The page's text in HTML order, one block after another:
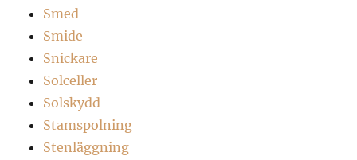
Smed
Smide
Snickare
Solceller
Solskydd
Stamspolning
Stenläggning